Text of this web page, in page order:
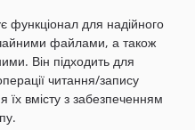
функціонал для надійного
файлами, а також
Він підходить для
читання/запису
вмісту з забезпеченням